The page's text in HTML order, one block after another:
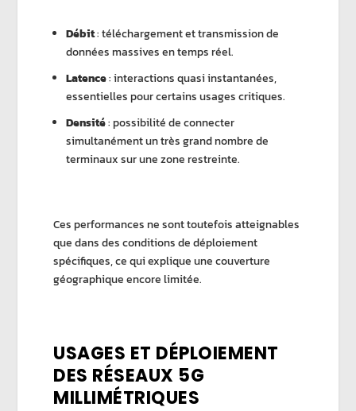
Débit: téléchargement et transmission de
données massives en temps réel.
Latence: interactions quasi instantanées,
essentielles pour certains usages critiques.
Densité: possibilité de connecter
simultanément un très grand nombre de
terminaux sur une zone restreinte.
Ces performances ne sont toutefois atteignables
que dans des conditions de déploiement
spécifiques, ce qui explique une couverture
géographique encore limitée.
USAGES ET DÉPLOIEMENT
DES RÉSEAUX 5G
MILLIMÉTRIQUES